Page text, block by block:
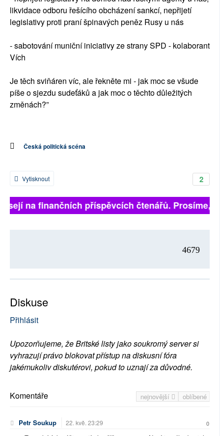
likvidace odboru řešícího obcházení sankcí, nepřijetí
legislativy proti praní špinavých peněz Rusy u nás
- sabotování muniční iniciativy ze strany SPD - kolaborant
Vích
Je těch sviňáren víc, ale řekněte mi - jak moc se všude
píše o sjezdu sudeťáků a jak moc o těchto důležitých
změnách?”
Česká politická scéna
2
Vytisknout
na finančních příspěvcích čtenářů. Prosíme,
4679
Diskuse
Přihlásit
Upozorňujeme, že Britské listy jako soukromý server si
vyhrazují právo blokovat přístup na diskusní fóra
jakémukoliv diskutérovi, pokud to uznají za důvodné.
nejnovější oblíbené
Komentáře
Petr Soukup 22. kvě. 23:29 0